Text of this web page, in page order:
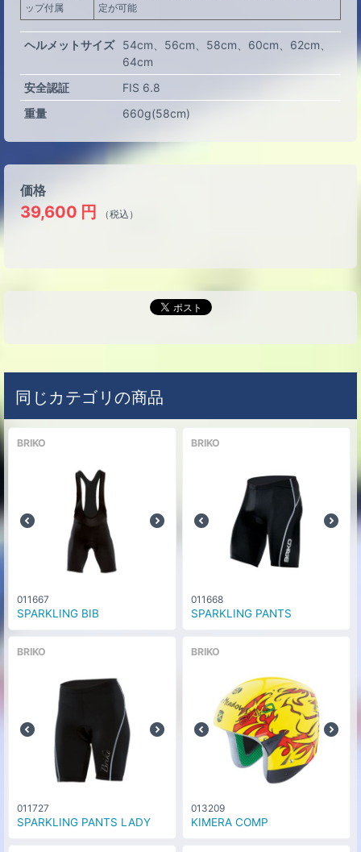
ップ付属
定が可能
ヘルメットサイズ 54cm 56cm 58cm 60cm
62cm
64cm
安全認証
FIS 6.8
重量
660g(58cm)
価格
39,600 円 （税込）
同じカテゴリの商品
BRIKO
011667
SPARKLING BIB
BRIKO
011668
SPARKLING PANTS
BRIKO
011727
SPARKLING PANTS LADY
BRIKO
013209
KIMERA COMP